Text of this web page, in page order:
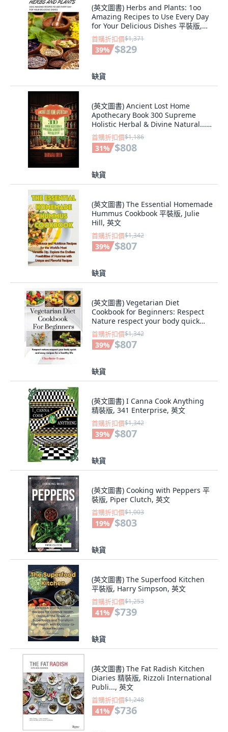
(英文圖書) Herbs and Plants: 1oo
Amazing Recipes to Use Every Day
for Your Delicious Dishes 平裝版,
Michael Carroll, 英文
首購折扣價$1,371
39% $829
缺貨
(英文圖書) Ancient Lost Home
Apothecary Book 300 Supreme
Holistic Herbal & Divine Natural...
平裝版, Natural Health Books, 英文
首購折扣價$1,186
31% $808
缺貨
(英文圖書) The Essential Homemade
Hummus Cookbook 平裝版, Julie
Hill, 英文
首購折扣價$1,342
39% $807
缺貨
(英文圖書) Vegetarian Diet
Cookbook for Beginners: Respect
Nature respect your body quick
and easy recip... 精裝版, Charlotte
Evans, 英文
首購折扣價$1,342
39% $807
缺貨
(英文圖書) I Canna Cook Anything
精裝版, 341 Enterprise, 英文
首購折扣價$1,342
39% $807
缺貨
(英文圖書) Cooking with Peppers 平
裝版, Piper Clutch, 英文
首購折扣價$1,003
19% $803
缺貨
(英文圖書) The Superfood Kitchen
平裝版, Harry Simpson, 英文
首購折扣價$1,253
41% $739
缺貨
(英文圖書) The Fat Radish Kitchen
Diaries 精裝版, Rizzoli International
Publi..., 英文
首購折扣價$1,248
41% $736